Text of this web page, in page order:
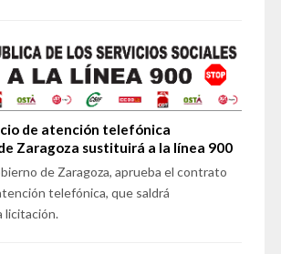
de atención telefónica
Zaragoza sustituirá a la línea 900
de Zaragoza, aprueba el contrato
telefónica, que saldrá
licitación.